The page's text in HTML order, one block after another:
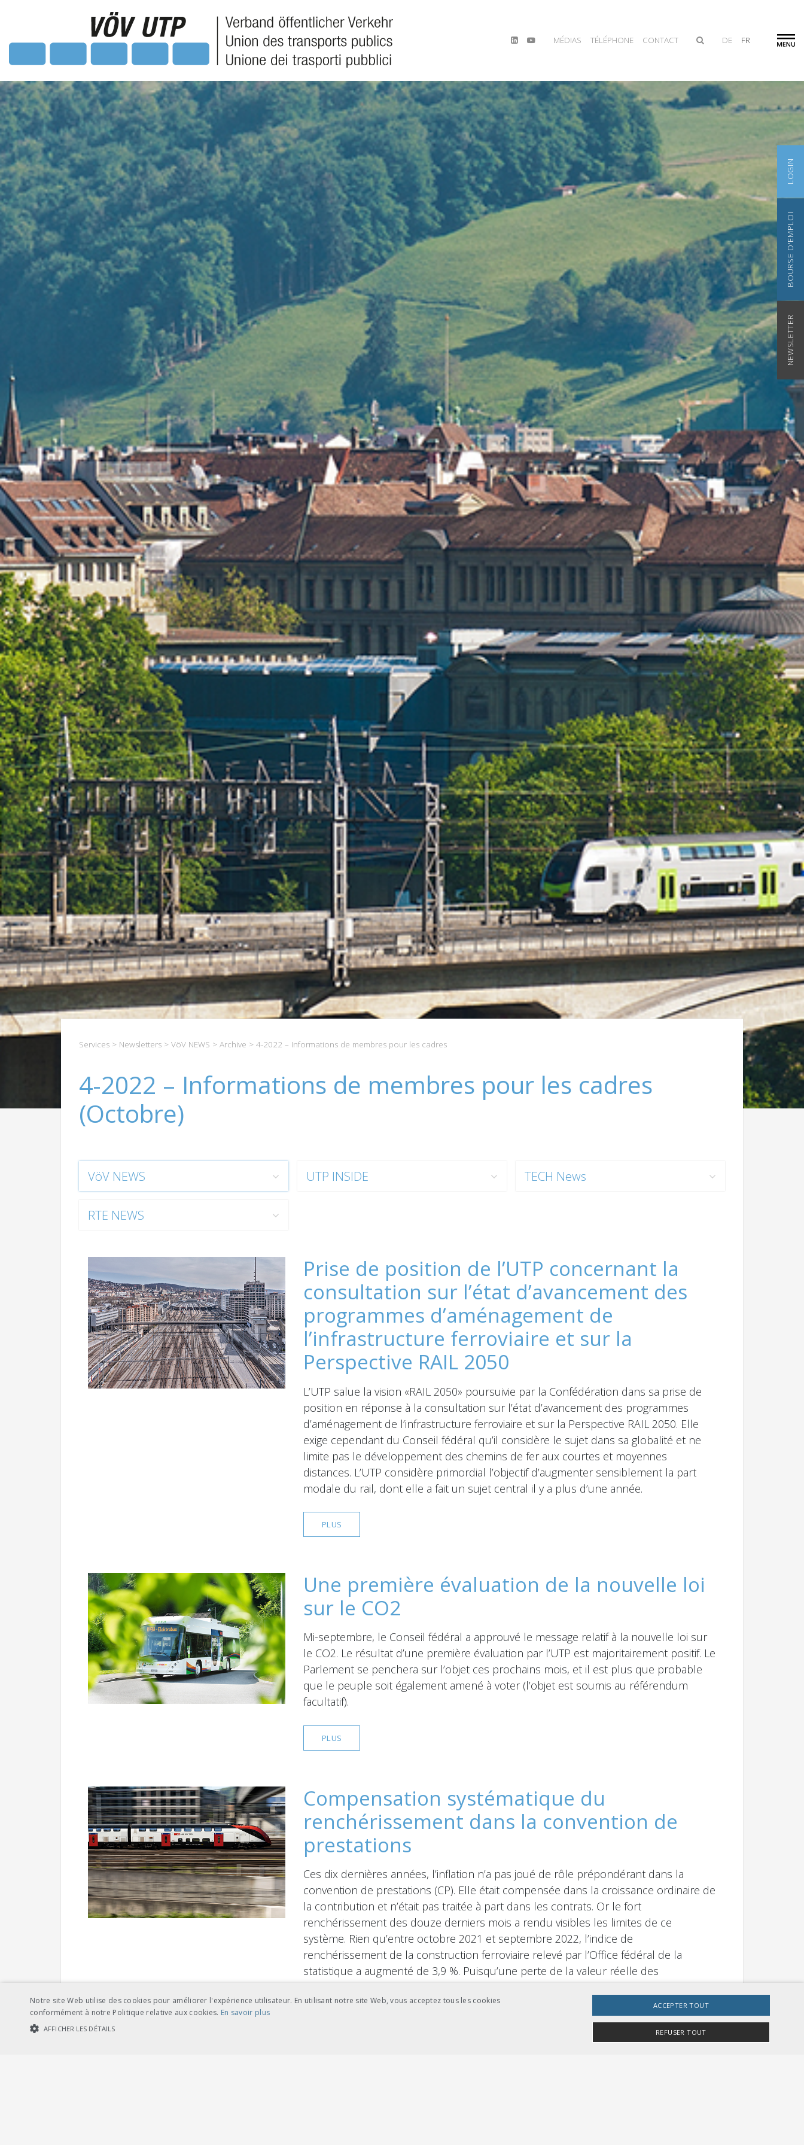
MÉDIAS TÉLÉPHONE CONTACT DE FR
LOGIN
BOURSE D'EMPLOI
NEWSLETTER
Services > Newsletters > VöV NEWS > Archive > 4-2022 – Informations de membres pour les cadres
4-2022 – Informations de membres pour les cadres
(Octobre)
VöV NEWS UTP INSIDE TECH News
RTE NEWS
Prise de position de l’UTP concernant la
consultation sur l’état d’avancement des
programmes d’aménagement de
l’infrastructure ferroviaire et sur la
Perspective RAIL 2050
L’UTP salue la vision «RAIL 2050» poursuivie par la Confédération dans sa prise de
position en réponse à la consultation sur l’état d’avancement des programmes
d’aménagement de l’infrastructure ferroviaire et sur la Perspective RAIL 2050. Elle
exige cependant du Conseil fédéral qu’il considère le sujet dans sa globalité et ne
limite pas le développement des chemins de fer aux courtes et moyennes
distances. L’UTP considère primordial l’objectif d’augmenter sensiblement la part
modale du rail, dont elle a fait un sujet central il y a plus d’une année.
PLUS
Une première évaluation de la nouvelle loi
sur le CO2
Mi-septembre, le Conseil fédéral a approuvé le message relatif à la nouvelle loi sur
le CO2. Le résultat d’une première évaluation par l’UTP est majoritairement positif. Le
Parlement se penchera sur l’objet ces prochains mois, et il est plus que probable
que le peuple soit également amené à voter (l’objet est soumis au référendum
facultatif).
PLUS
Compensation systématique du
renchérissement dans la convention de
prestations
Ces dix dernières années, l’inflation n’a pas joué de rôle prépondérant dans la
convention de prestations (CP). Elle était compensée dans la croissance ordinaire de
la contribution et n’était pas traitée à part dans les contrats. Or le fort
renchérissement des douze derniers mois a rendu visibles les limites de ce
système. Rien qu’entre octobre 2021 et septembre 2022, l’indice de
renchérissement de la construction ferroviaire relevé par l’Office fédéral de la
statistique a augmenté de 3,9 %. Puisqu’une perte de la valeur réelle des
de productivité de la part des gestionnaires d’infrastructure, il faut trouver une
nouvelle solution pour tenir compte de l’inflation dans la convention de prestations
Notre site Web utilise des cookies pour améliorer l'expérience utilisateur. En utilisant notre site Web, vous acceptez tous les cookies
conformément à notre Politique relative aux cookies. En savoir plus
AFFICHER LES DÉTAILS
ACCEPTER TOUT
REFUSER TOUT